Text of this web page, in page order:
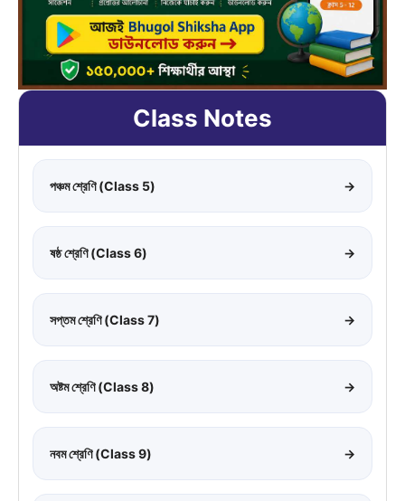
Class Notes
পঞ্চম শ্রেণি (Class 5) →
ষষ্ঠ শ্রেণি (Class 6) →
সপ্তম শ্রেণি (Class 7) →
অষ্টম শ্রেণি (Class 8) →
নবম শ্রেণি (Class 9) →